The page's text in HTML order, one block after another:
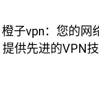
橙子vpn：您的网
提供先进的VPN